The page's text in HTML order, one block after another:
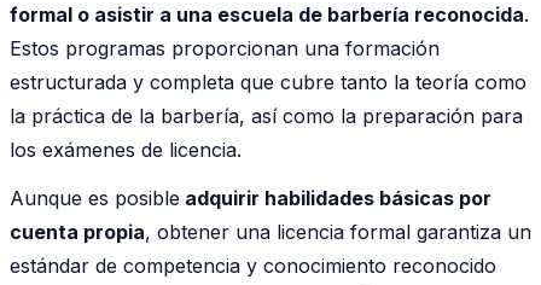
formal o asistir a una escuela de barbería reconocida.
Estos programas proporcionan una formación
estructurada y completa que cubre tanto la teoría como
la práctica de la barbería, así como la preparación para
los exámenes de licencia.
Aunque es posible adquirir habilidades básicas por
cuenta propia, obtener una licencia formal garantiza un
estándar de competencia y conocimiento reconocido